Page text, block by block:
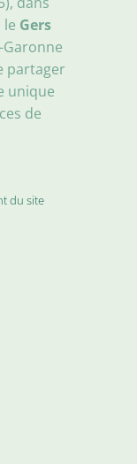
le Gers
partager
unique
de
du site